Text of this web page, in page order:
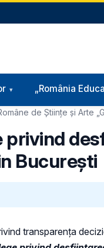
„România
de Științe și Arte
București
transparenţa